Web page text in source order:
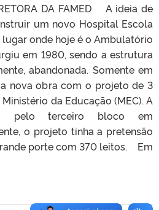
DA FAMED A ideia de
um novo Hospital Escola
lugar onde hoje é o Ambulatório
em 1980, sendo a estrutura
abandonada. Somente em
nova obra com o projeto de 3
da Educação (MEC). A
pelo terceiro bloco em
o projeto tinha a pretensão
porte com 370 leitos. Em